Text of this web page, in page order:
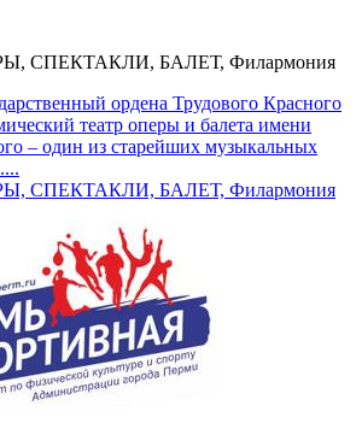
СПЕКТАКЛИ, БАЛЕТ, Филармония
ордена Трудового Красного
театр оперы и балета имени
– один из старейших музыкальных
СПЕКТАКЛИ, БАЛЕТ, Филармония